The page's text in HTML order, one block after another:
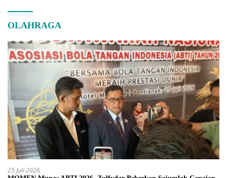
OLAHRAGA
25 Juli 2026